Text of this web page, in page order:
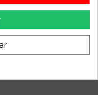
izquierda para
| 12.98 - 12.99 2.0 hdi
IAM